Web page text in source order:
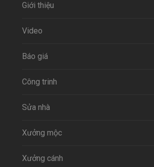
Giới thiệu
Video
Báo giá
Công trinh
Sửa nhà
Xưởng mộc
Xưởng cánh